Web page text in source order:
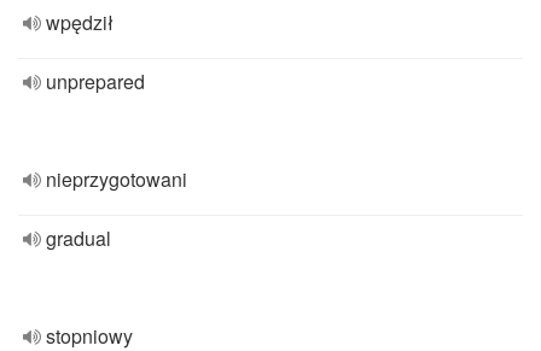
wpędził
unprepared
nieprzygotowani
gradual
stopniowy